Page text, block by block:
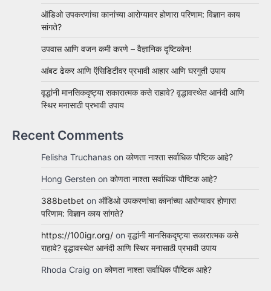
ऑडिओ उपकरणांचा कानांच्या आरोग्यावर होणारा परिणाम: विज्ञान काय
सांगते?
उपवास आणि वजन कमी करणे – वैज्ञानिक दृष्टिकोन!
आंबट ढेकर आणि ऍसिडिटीवर प्रभावी आहार आणि घरगुती उपाय
वृद्धांनी मानसिकदृष्ट्या सकारात्मक कसे राहावे? वृद्धावस्थेत आनंदी आणि
स्थिर मनासाठी प्रभावी उपाय
Recent Comments
Felisha Truchanas on कोणता नाश्ता सर्वाधिक पौष्टिक आहे?
Hong Gersten on कोणता नाश्ता सर्वाधिक पौष्टिक आहे?
388betbet on ऑडिओ उपकरणांचा कानांच्या आरोग्यावर होणारा
परिणाम: विज्ञान काय सांगते?
https://100igr.org/ on वृद्धांनी मानसिकदृष्ट्या सकारात्मक कसे
राहावे? वृद्धावस्थेत आनंदी आणि स्थिर मनासाठी प्रभावी उपाय
Rhoda Craig on कोणता नाश्ता सर्वाधिक पौष्टिक आहे?